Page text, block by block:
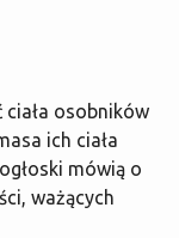
ciała osobników
ich ciała
mówią o
ważących